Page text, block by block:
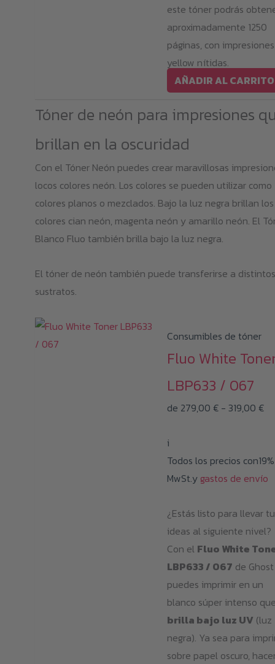
este tóner podrás
aproximadamente 1250
páginas, con
yellow nítidas.
AÑADIR AL CARRITO
Tóner de neón para impresiones
brillan en la oscuridad
Con el Tóner Neón puedes crear maravillosas
locos colores neón. Los colores se pueden utilizar como
colores planos o mezclados. Bajo la luz negra brillan los
colores cian neón, magenta neón y amarillo neón. El
Blanco Fluo también brilla bajo la luz negra.
El tóner de neón también puede transferirse a distintos
sustratos.
Consumibles de tóner
Fluo White
LBP633 / 067
de 279,00 € - 319,00 €
i
Todos los precios con19%
MwSt.y gastos de envío
¿Estás listo para llevar
ideas al siguiente nivel?
Con el Fluo White
LBP633 / 067 de Ghost
puedes imprimir en un
blanco súper intenso
brilla bajo luz UV (luz
negra). Ya sea para
sobre papel oscuro,